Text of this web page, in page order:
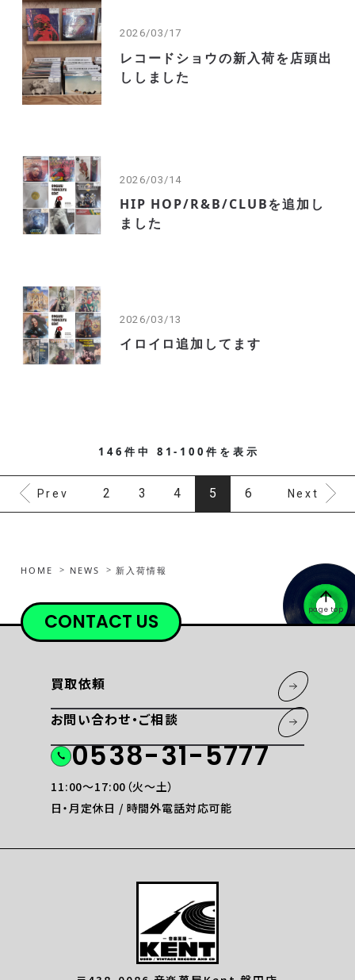
2026/03/17
レコードショウの新入荷を店頭出
ししました
2026/03/14
HIP HOP/R&B/CLUBを追加し
ました
2026/03/13
イロイロ追加してます
146件中 81-100件を表示
Prev 2 3 4 5 6 Next
HOME NEWS 新入荷情報
page top
CONTACT US
買取依頼
お問い合わせ・ご相談
0538-31-5777
11:00〜17:00（火〜土）
日・月定休日 / 時間外電話対応可能